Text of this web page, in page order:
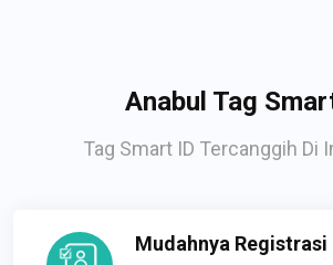
Anabul Tag
Tag Smart ID Tercanggih Di
Mudahnya Registrasi